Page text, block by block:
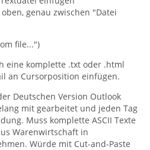
genau zwischen "Datei
file...")
eine komplette .txt oder .html
an Cursorposition einfügen.
Deutschen Version Outlook
mit gearbeitet und jeden Tag
Muss komplette ASCII Texte
Warenwirtschaft in
Würde mit Cut-and-Paste